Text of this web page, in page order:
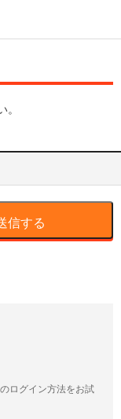
信する
ログイン方法をお試